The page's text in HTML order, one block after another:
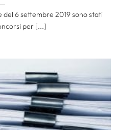
del 6 settembre 2019 sono stati
per [...]